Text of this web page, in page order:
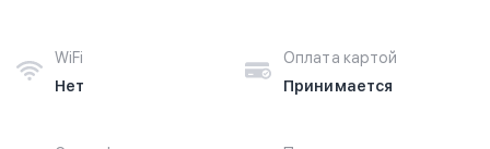
WiFi
Нет
Оплата картой
Принимается